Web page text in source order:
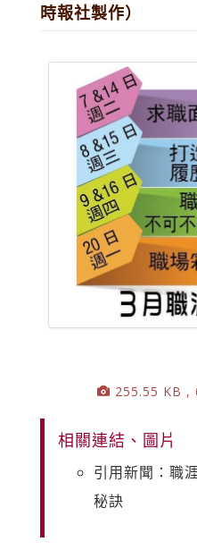
時報社製作）
255.55 KB
相關連結、圖片
引用新聞：職
秘訣